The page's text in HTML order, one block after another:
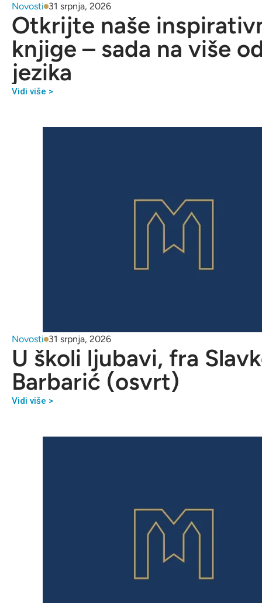
Novosti 31 srpnja, 2026
Otkrijte naše
knjige – sada na više
jezika
Vidi više >
Novosti 31 srpnja, 2026
U školi ljubavi, fra
Barbarić (osvrt)
Vidi više >